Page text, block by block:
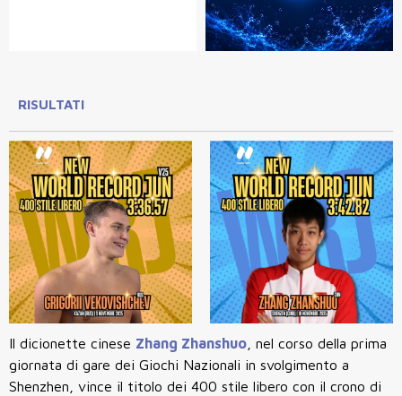
RISULTATI
Il dicionette cinese Zhang Zhanshuo , nel corso della prima
giornata di gare dei Giochi Nazionali in svolgimento a
Shenzhen, vince il titolo dei 400 stile libero con il crono di